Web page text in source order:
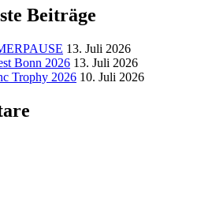
Beiträge
13. Juli 2026
Bonn 2026 13. Juli 2026
Trophy 2026 10. Juli 2026